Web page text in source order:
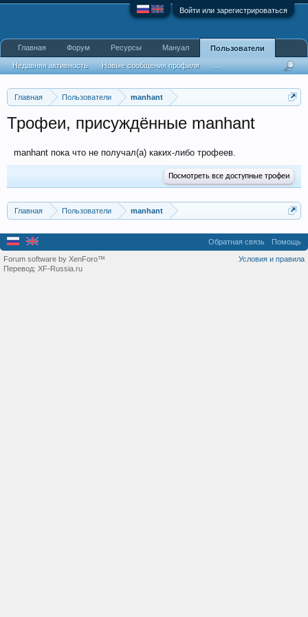
Войти или зарегистрироваться
Главная Пользователи manhant
Трофеи, присуждённые manhant
manhant пока что не получал(а) каких-либо трофеев.
Посмотреть все доступные трофеи
Главная Пользователи manhant
Главная Форум Ресурсы Мануал Пользователи
Недавняя активность Новые сообщения профиля
Обратная связь Помощь
Условия и правила
Forum software by XenForo™
Перевод: XF-Russia.ru